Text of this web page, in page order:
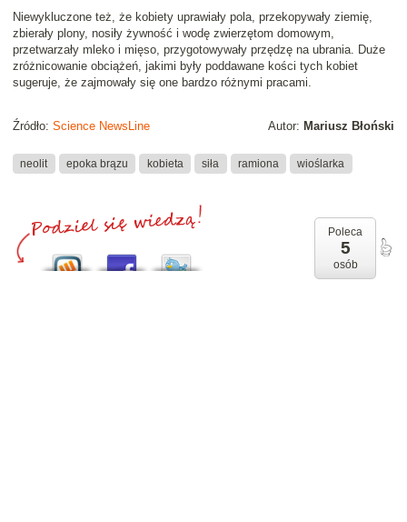
Niewykluczone też, że kobiety uprawiały pola, przekopywały ziemię,
zbierały plony, nosiły żywność i wodę zwierzętom domowym,
przetwarzały mleko i mięso, przygotowywały przędzę na ubrania. Duże
zróżnicowanie obciążeń, jakimi były poddawane kości tych kobiet
sugeruje, że zajmowały się one bardzo różnymi pracami.
Autor: Mariusz Błoński
Źródło: Science NewsLine
neolit epoka brązu kobieta siła ramiona wioślarka
Poleca
5
osób